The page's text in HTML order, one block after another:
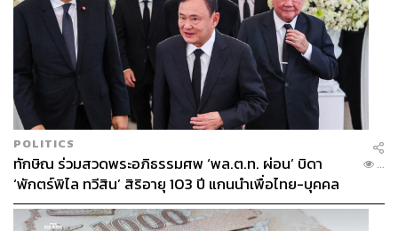
POLITICS
ทักษิณ ร่วมสวดพระอภิธรรมศพ ‘พล.ต.ท. ผ่อน’ บิดา
‘พักตร์พิไล ทวีสิน’ สิริอายุ 103 ปี แกนนำเพื่อไทย-บุคคล
หลากวงการร่วมอาลัย
...